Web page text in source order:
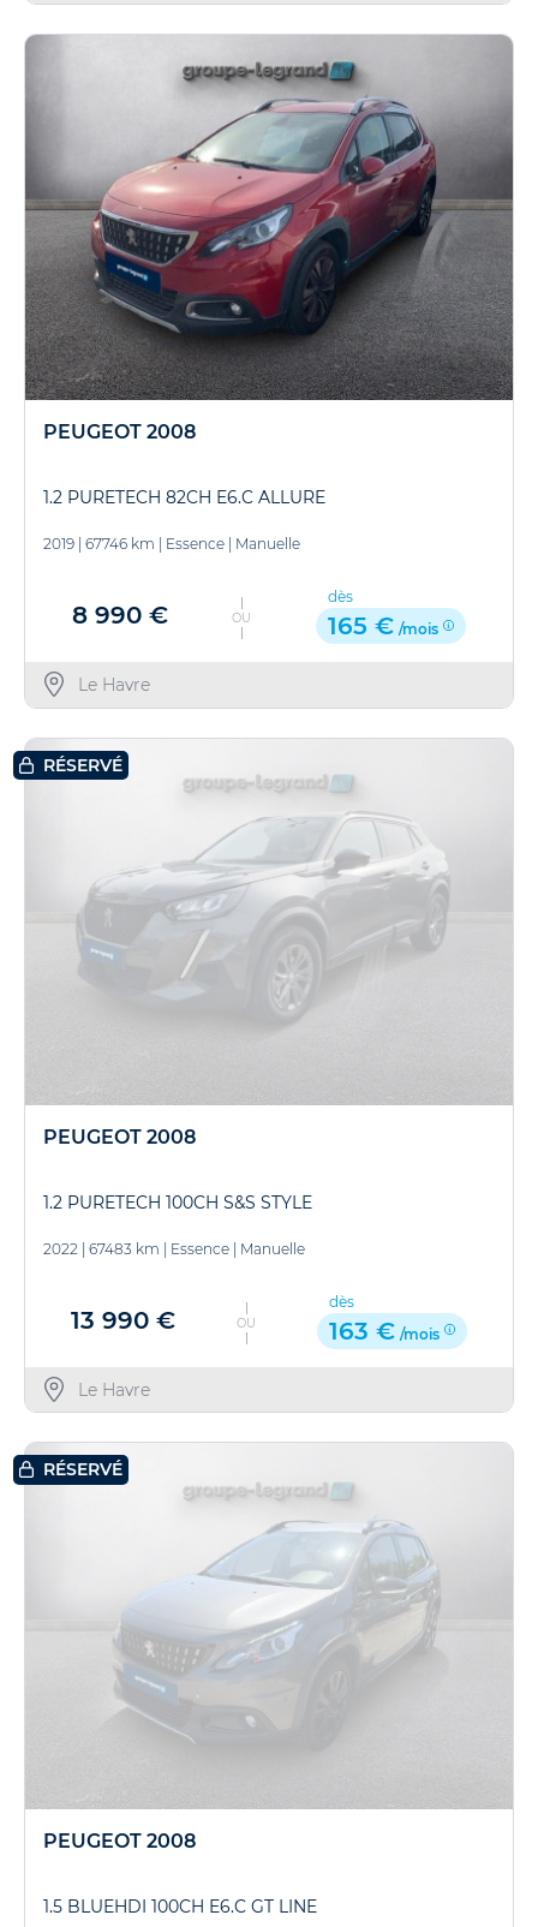
PEUGEOT 2008
1.2 PURETECH 82CH E6.C ALLURE
2019 67746 km Essence Manuelle
8 990 € OU
dès
165 € /mois
Le Havre
RÉSERVÉ
PEUGEOT 2008
1.2 PURETECH 100CH S&S STYLE
2022 | 67483 km | Essence | Manuelle
13 990 € OU
dès
163 € /mois
Le Havre
RÉSERVÉ
PEUGEOT 2008
1.5 BLUEHDI 100CH E6.C GT LINE